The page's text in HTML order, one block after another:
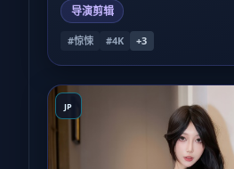
导演剪辑
#惊悚 #4K +3
JP